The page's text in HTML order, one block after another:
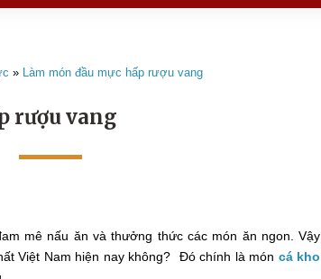
» Làm món đầu mực hấp rượu vang
rượu vang
mê nấu ăn và thưởng thức các món ăn ngon. Vậy
Việt Nam hiện nay không? Đó chính là món cá kho